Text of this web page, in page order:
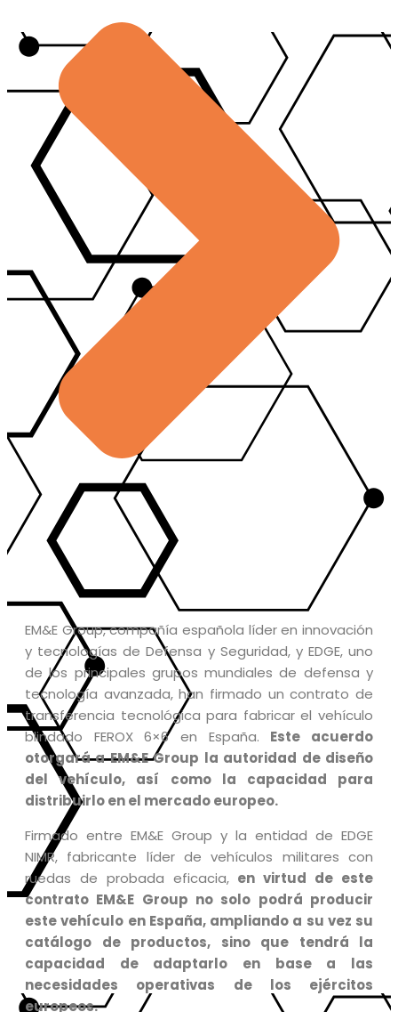
EM&E Group, compañía española líder en innovación
y tecnologías de Defensa y Seguridad, y EDGE, uno
de los principales grupos mundiales de defensa y
tecnología avanzada, han firmado un contrato de
transferencia tecnológica para fabricar el vehículo
blindado FEROX 6×6 en España. Este acuerdo
otorgará a EM&E Group la autoridad de diseño
del vehículo, así como la capacidad para
distribuirlo en el mercado europeo.
Firmado entre EM&E Group y la entidad de EDGE
NIMR, fabricante líder de vehículos militares con
ruedas de probada eficacia, en virtud de este
contrato EM&E Group no solo podrá producir
este vehículo en España, ampliando a su vez su
catálogo de productos, sino que tendrá la
capacidad de adaptarlo en base a las
necesidades operativas de los ejércitos
europeos.